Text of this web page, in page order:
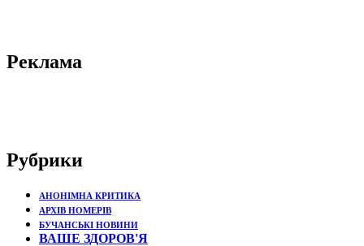
Реклама
Рубрики
АНОНІМНА КРИТИКА
АРХІВ НОМЕРІВ
БУЧАНСЬКІ НОВИНИ
ВАШЕ ЗДОРОВ'Я